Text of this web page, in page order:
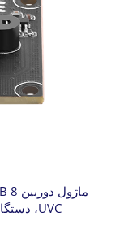
UVC، دستگاهی آماده به کار برای تشخیص چهره